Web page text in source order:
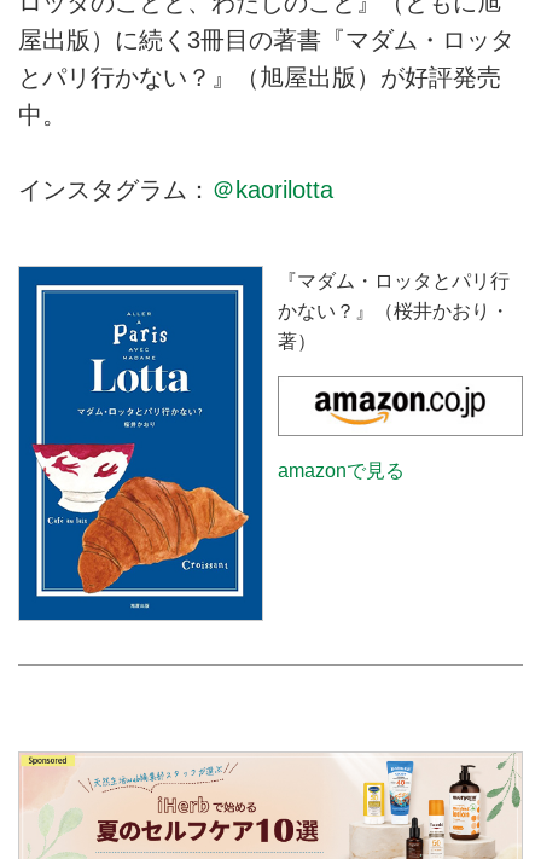
屋出版）に続く3冊目の著書『マダム・ロッタ
とパリ行かない？』（旭屋出版）が好評発売
中。
インスタグラム： ＠kaorilotta
『マダム・ロッタとパリ行
かない？』（桜井かおり・
著）
amazonで見る